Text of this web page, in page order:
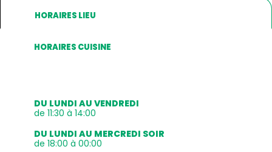
HORAIRES LIEU
HORAIRES CUISINE
DU LUNDI AU VENDREDI
de 11:30 à 14:00
DU LUNDI AU MERCREDI SOIR
de 18:00 à 00:00